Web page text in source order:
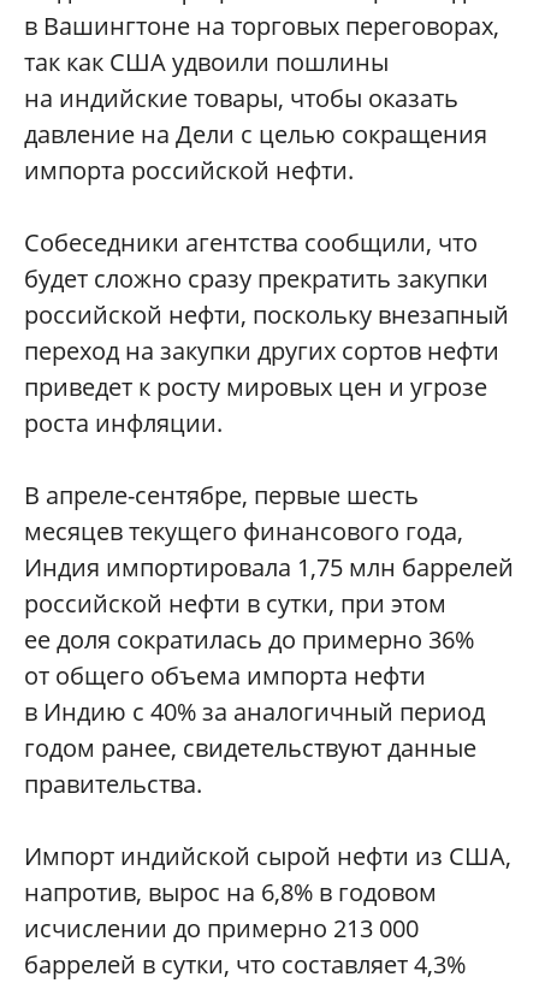
в Вашингтоне на торговых переговорах,
так как США удвоили пошлины
на индийские товары, чтобы оказать
давление на Дели с целью сокращения
импорта российской нефти.
Собеседники агентства сообщили, что
будет сложно сразу прекратить закупки
российской нефти, поскольку внезапный
переход на закупки других сортов нефти
приведет к росту мировых цен и угрозе
роста инфляции.
В апреле-сентябре, первые шесть
месяцев текущего финансового года,
Индия импортировала 1,75 млн баррелей
российской нефти в сутки, при этом
ее доля сократилась до примерно 36%
от общего объема импорта нефти
в Индию с 40% за аналогичный период
годом ранее, свидетельствуют данные
правительства.
Импорт индийской сырой нефти из США,
напротив, вырос на 6,8% в годовом
исчислении до примерно 213 000
баррелей в сутки, что составляет 4,3%